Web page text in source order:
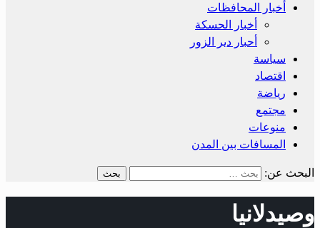
أخبار المحافظات
أخبار الحسكة
أحبار دير الزور
سياسة
اقتصاد
رياضة
مجتمع
منوعات
المسافات بين المدن
البحث عن:
وصيدلانيا